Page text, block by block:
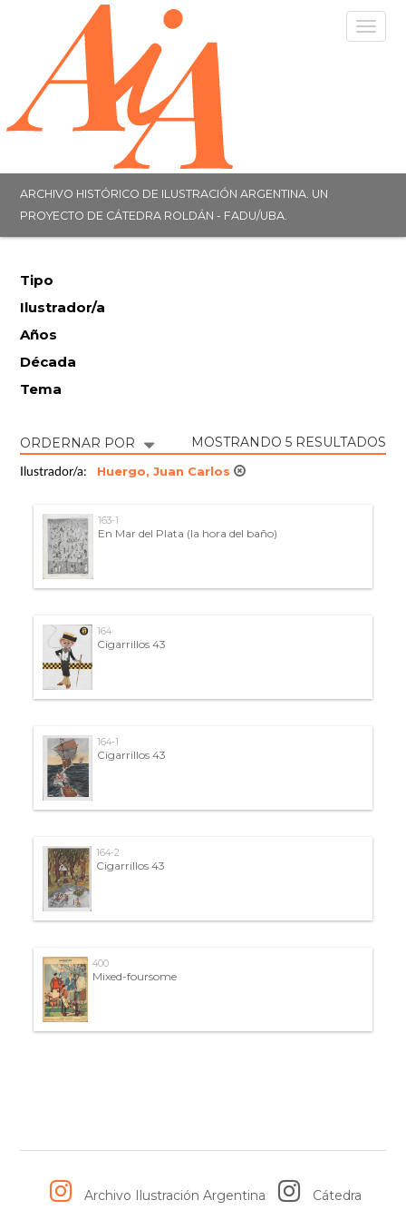
ARCHIVO HISTÓRICO DE ILUSTRACIÓN ARGENTINA. UN
PROYECTO DE CÁTEDRA ROLDÁN - FADU/UBA.
Tipo
Ilustrador/a
Años
Década
Tema
ORDERNAR POR MOSTRANDO 5 RESULTADOS
Ilustrador/a: Huergo, Juan Carlos
163-1
En Mar del Plata (la hora del baño)
164
Cigarrillos 43
164-1
Cigarrillos 43
164-2
Cigarrillos 43
400
Mixed-foursome
Archivo Ilustración Argentina
Cátedra